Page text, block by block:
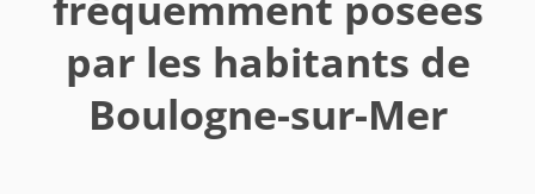
par les habitants de
Boulogne-sur-Mer